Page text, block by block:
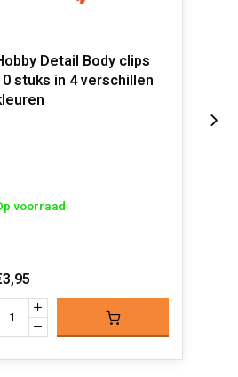
Detail Body clips
stuks in 4 verschillen
voorraad